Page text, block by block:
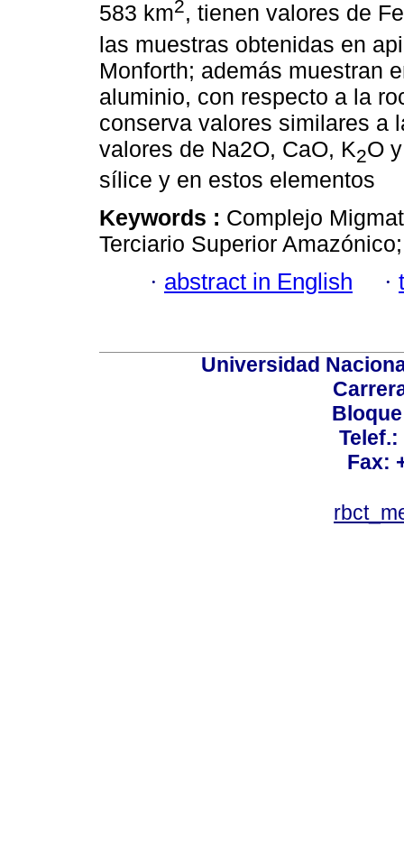
583 km2, tienen valores de Fe
las muestras obtenidas en
Monforth; además muestran
aluminio, con respecto a la
conserva valores similares a
valores de Na2O, CaO, K2O
sílice y en estos elementos
Keywords : Complejo
Terciario Superior
· abstract in English ·
Universidad
Telef.:
Fax: